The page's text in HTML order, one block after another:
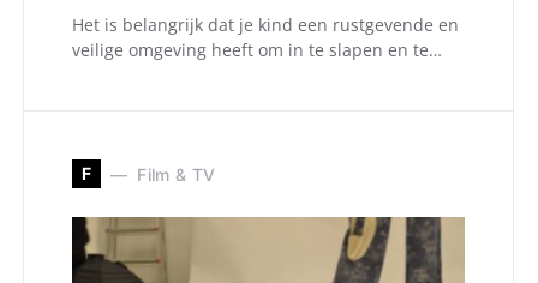
Het is belangrijk dat je kind een rustgevende en
veilige omgeving heeft om in te slapen en te…
F Film & TV